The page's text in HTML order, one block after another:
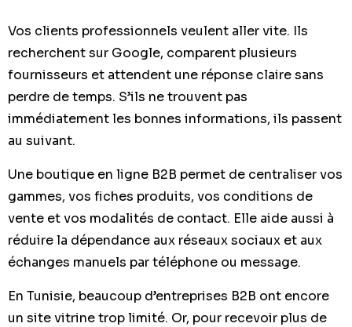
Vos clients professionnels veulent aller vite. Ils
recherchent sur Google, comparent plusieurs
fournisseurs et attendent une réponse claire sans
perdre de temps. S’ils ne trouvent pas
immédiatement les bonnes informations, ils passent
au suivant.
Une boutique en ligne B2B permet de centraliser vos
gammes, vos fiches produits, vos conditions de
vente et vos modalités de contact. Elle aide aussi à
réduire la dépendance aux réseaux sociaux et aux
échanges manuels par téléphone ou message.
En Tunisie, beaucoup d’entreprises B2B ont encore
un site vitrine trop limité. Or, pour recevoir plus de